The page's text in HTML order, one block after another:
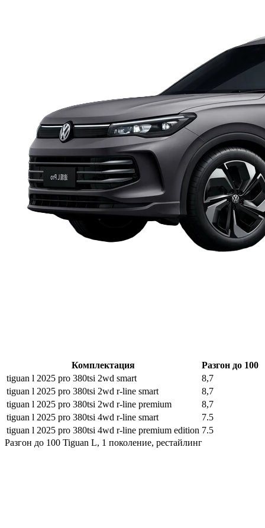
Комплектация
Разгон до 100
tiguan l 2025 pro 380tsi 2wd smart
8,7
tiguan l 2025 pro 380tsi 2wd r-line smart
8,7
tiguan l 2025 pro 380tsi 2wd r-line premium
8,7
tiguan l 2025 pro 380tsi 4wd r-line smart
7.5
tiguan l 2025 pro 380tsi 4wd r-line premium edition 7.5
Разгон до 100 Tiguan L, 1 поколение, рестайлинг